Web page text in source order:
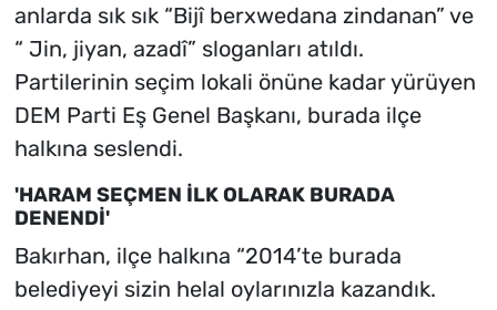
anlarda sık sık “Bijî berxwedana zindanan” ve
“ Jin, jiyan, azadî” sloganları atıldı.
Partilerinin seçim lokali önüne kadar yürüyen
DEM Parti Eş Genel Başkanı, burada ilçe
halkına seslendi.
'HARAM SEÇMEN İLK OLARAK BURADA
DENENDİ'
Bakırhan, ilçe halkına “2014’te burada
belediyeyi sizin helal oylarınızla kazandık.